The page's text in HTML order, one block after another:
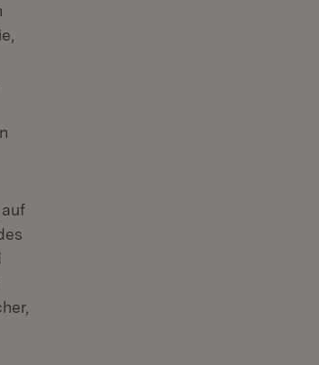
(Öffnet in neuem Fenster)
auf